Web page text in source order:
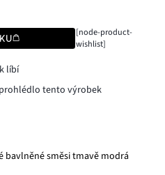
[node-product-
wishlist]
líbí
tento výrobek
bavlněné směsi tmavě modrá